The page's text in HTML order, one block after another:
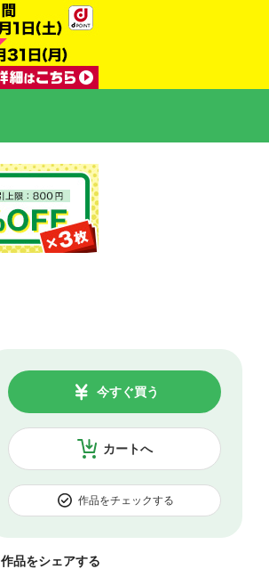
カートへ
今すぐ買う
作品をチェックする
作品をシェアする